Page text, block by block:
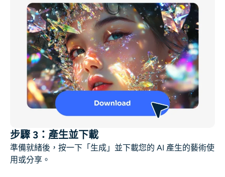
步驟 3：產生並下載
準備就緒後，按一下「生成」並下載您的 AI 產生的藝術使
用或分享。